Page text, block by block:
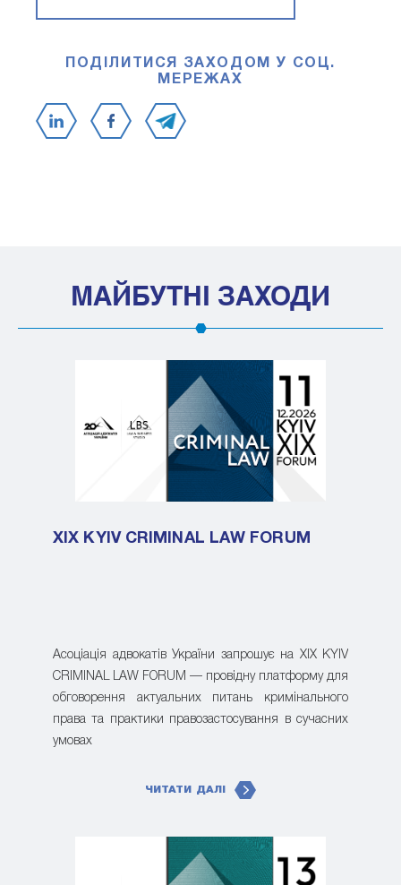
ПОДІЛИТИСЯ ЗАХОДОМ У СОЦ.
МЕРЕЖАХ
МАЙБУТНІ ЗАХОДИ
XIX KYIV CRIMINAL LAW FORUM
Асоціація адвокатів України запрошує на XIX KYIV
CRIMINAL LAW FORUM — провідну платформу для
обговорення актуальних питань кримінального
права та практики правозастосування в сучасних
умовах
ЧИТАТИ ДАЛІ